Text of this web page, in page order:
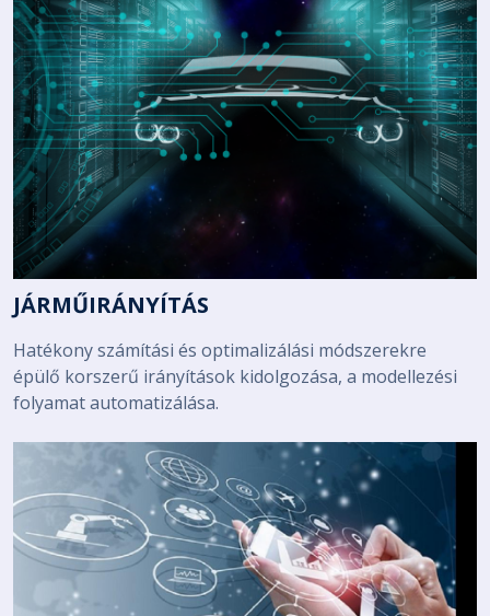
JÁRMŰIRÁNYÍTÁS
Hatékony számítási és optimalizálási módszerekre
épülő korszerű irányítások kidolgozása, a modellezési
folyamat automatizálása.